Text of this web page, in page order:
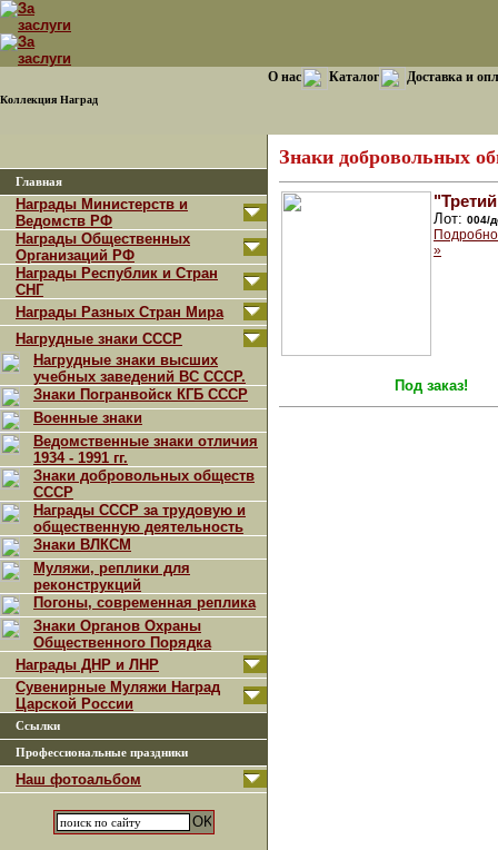
Коллекция Наград
О нас Каталог Доставка и
Главная
Награды Министерств и
Ведомств РФ
Награды Общественных
Организаций РФ
Награды Республик и Стран
СНГ
Награды Разных Стран Мира
Нагрудные знаки СССР
Нагрудные знаки высших
учебных заведений ВС СССР.
Знаки Погранвойск КГБ СССР
Военные знаки
Ведомственные знаки отличия
1934 - 1991 гг.
Знаки добровольных обществ
СССР
Награды СССР за трудовую и
общественную деятельность
Знаки ВЛКСМ
Муляжи, реплики для
реконструкций
Погоны, современная реплика
Знаки Органов Охраны
Общественного Порядка
Награды ДНР и ЛНР
Сувенирные Муляжи Наград
Царской России
Ссылки
Профессиональные праздники
Наш фотоальбом
Знаки добровольных
Лот: 004/
»
Под заказ!